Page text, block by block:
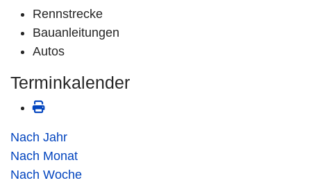
Rennstrecke
Bauanleitungen
Autos
Terminkalender
Nach Jahr
Nach Monat
Nach Woche